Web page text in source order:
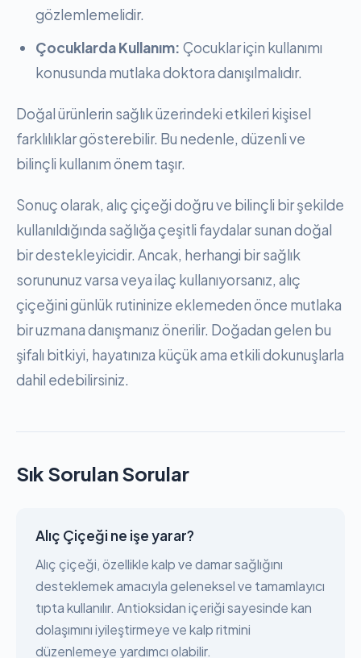
gözlemlemelidir.
Çocuklarda Kullanım: Çocuklar için kullanımı
konusunda mutlaka doktora danışılmalıdır.
Doğal ürünlerin sağlık üzerindeki etkileri kişisel
farklılıklar gösterebilir. Bu nedenle, düzenli ve
bilinçli kullanım önem taşır.
Sonuç olarak, alıç çiçeği doğru ve bilinçli bir şekilde
kullanıldığında sağlığa çeşitli faydalar sunan doğal
bir destekleyicidir. Ancak, herhangi bir sağlık
sorununuz varsa veya ilaç kullanıyorsanız, alıç
çiçeğini günlük rutininize eklemeden önce mutlaka
bir uzmana danışmanız önerilir. Doğadan gelen bu
şifalı bitkiyi, hayatınıza küçük ama etkili dokunuşlarla
dahil edebilirsiniz.
Sık Sorulan Sorular
Alıç Çiçeği ne işe yarar?
Alıç çiçeği, özellikle kalp ve damar sağlığını
desteklemek amacıyla geleneksel ve tamamlayıcı
tıpta kullanılır. Antioksidan içeriği sayesinde kan
dolaşımını iyileştirmeye ve kalp ritmini
düzenlemeye yardımcı olabilir.